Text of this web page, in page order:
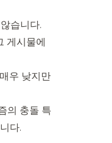
습니다.
게시물에
우 낮지만
의 충돌 특
다.